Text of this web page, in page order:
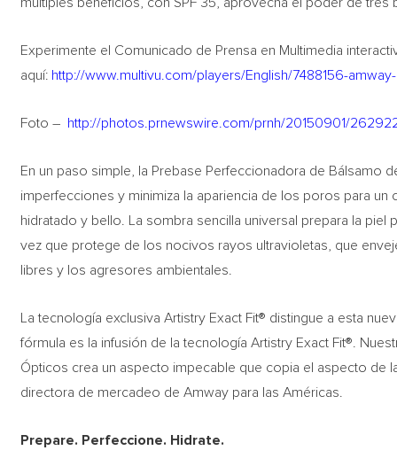
Experimente el Comunicado de Prensa en Multimedia
aquí: http://www.multivu.com/players/English/7488156-
Foto – http://photos.prnewswire.com/prnh/20150901/
En un paso simple, la Prebase Perfeccionadora de Bálsamo
imperfecciones y minimiza la apariencia de los poros para
hidratado y bello. La sombra sencilla universal prepara la piel
vez que protege de los nocivos rayos ultravioletas, que
libres y los agresores ambientales.
La tecnología exclusiva Artistry Exact Fit® distingue a esta
fórmula es la infusión de la tecnología Artistry Exact Fit®.
Ópticos crea un aspecto impecable que copia el aspecto de
directora de mercadeo de Amway para las Américas.
Prepare. Perfeccione. Hidrate.